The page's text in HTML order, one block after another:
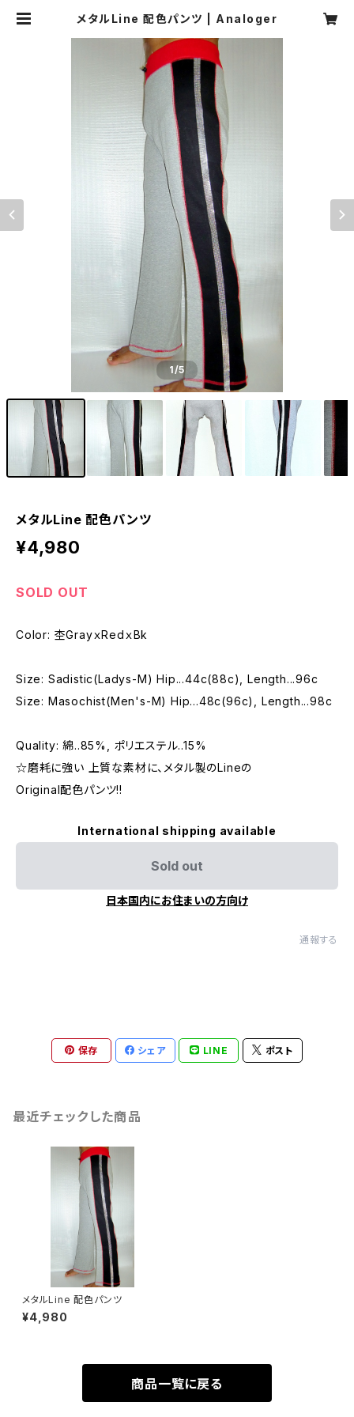
メタルLine 配色パンツ | Analoger
1/5
メタルLine 配色パンツ
¥4,980
SOLD OUT
Color: 杢GrayｘRedｘBk
Size: Sadistic(Ladys-M) Hip...44c(88c), Length...96c
Size: Masochist(Men's-M) Hip...48c(96c), Length...98c
Quality: 綿..85%, ポリエステル..15%
☆磨耗に強い 上質な素材に、メタル製のLineの
Original配色パンツ!!
International shipping available
Sold out
日本国内にお住まいの方向け
通報する
保存 シェア LINE ポスト
最近チェックした商品
メタルLine 配色パンツ
¥4,980
商品一覧に戻る